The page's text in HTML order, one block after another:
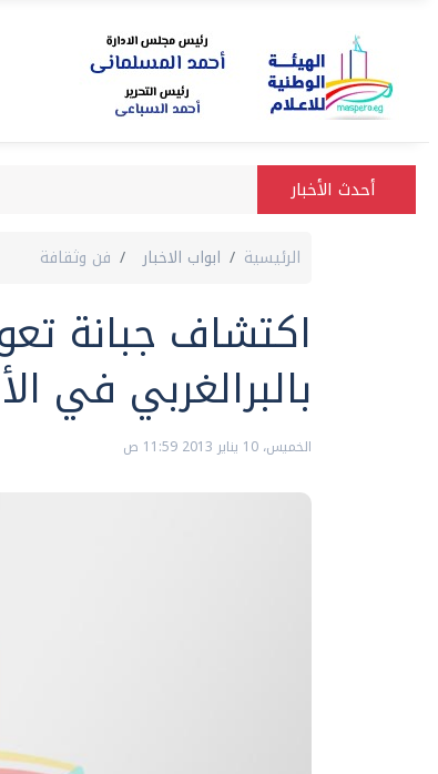
أحدث الأخبار
الرئيسية ابواب الاخبار فن وثقافة
اكتشاف جبانة
بالبرالغربي في
الخميس، 10 يناير 2013 11:59 ص